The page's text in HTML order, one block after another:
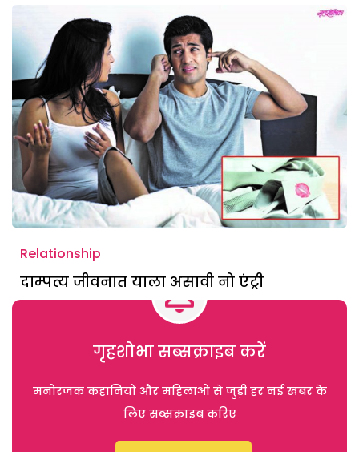
Relationship
दाम्पत्य जीवनात याला असावी नो एंट्री
गृहशोभा सब्सक्राइब करें
मनोरंजक कहानियों और महिलाओं से जुड़ी हर नई खबर के
लिए सब्सक्राइब करिए